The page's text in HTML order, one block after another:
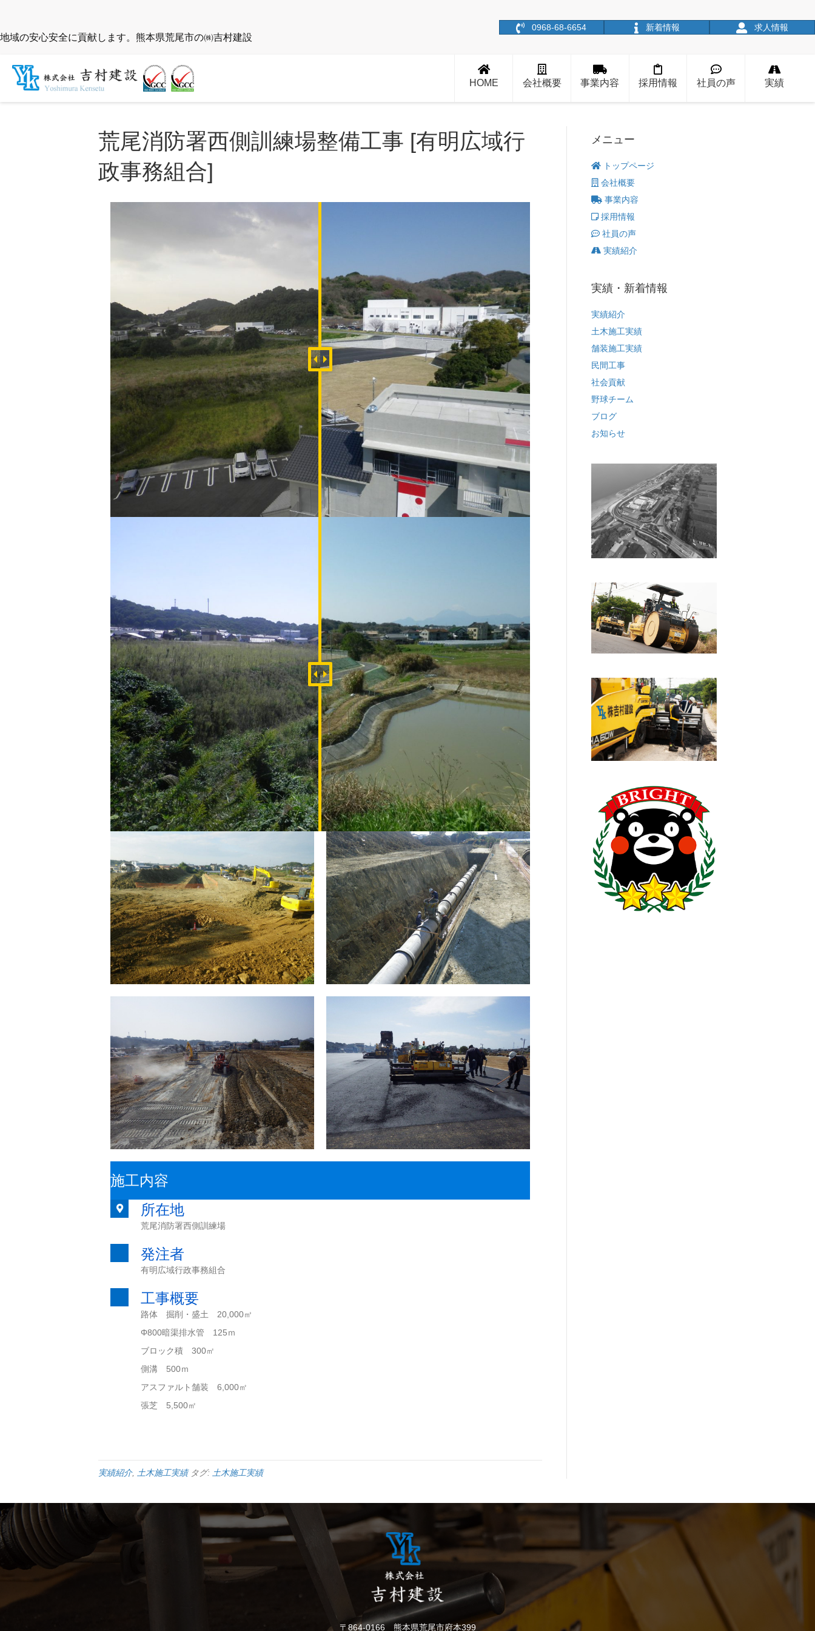
地域の安心安全に貢献します。熊本県荒尾市の㈱吉村建設
0968-68-6654 新着情報 求人情報
HOME 会社概要 事業内容 採用情報 社員の声 実績
荒尾消防署西側訓練場整備工事 [有明広域行
政事務組合]
施工内容
所在地
荒尾消防署西側訓練場
発注者
有明広域行政事務組合
工事概要
路体 掘削・盛土 20,000㎥
Φ800暗渠排水管 125ｍ
ブロック積 300㎡
側溝 500ｍ
アスファルト舗装 6,000㎡
張芝 5,500㎡
実績紹介, 土木施工実績タグ: 土木施工実績
メニュー
トップページ
会社概要
事業内容
採用情報
社員の声
実績紹介
実績・新着情報
実績紹介
土木施工実績
舗装施工実績
民間工事
社会貢献
野球チーム
ブログ
お知らせ
〒864-0166 熊本県荒尾市府本399